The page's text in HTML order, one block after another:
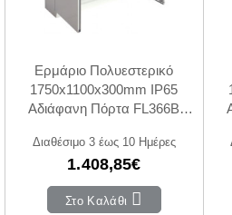
Ερμάριο Πολυεστερικό
1750x1100x300mm IP65
Αδιάφανη Πόρτα FL366B
Διαθέσιμο 3 έως 10 Ημέρες
1.408,85€
Στο Καλάθι